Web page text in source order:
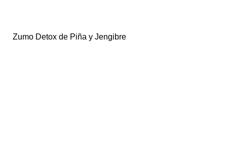
Zumo Detox de Piña y Jengibre